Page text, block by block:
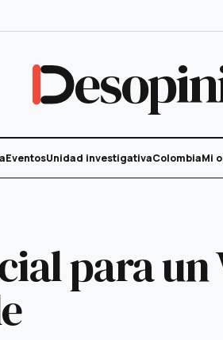
EventosUnidad investigativaColombiaMi
para un